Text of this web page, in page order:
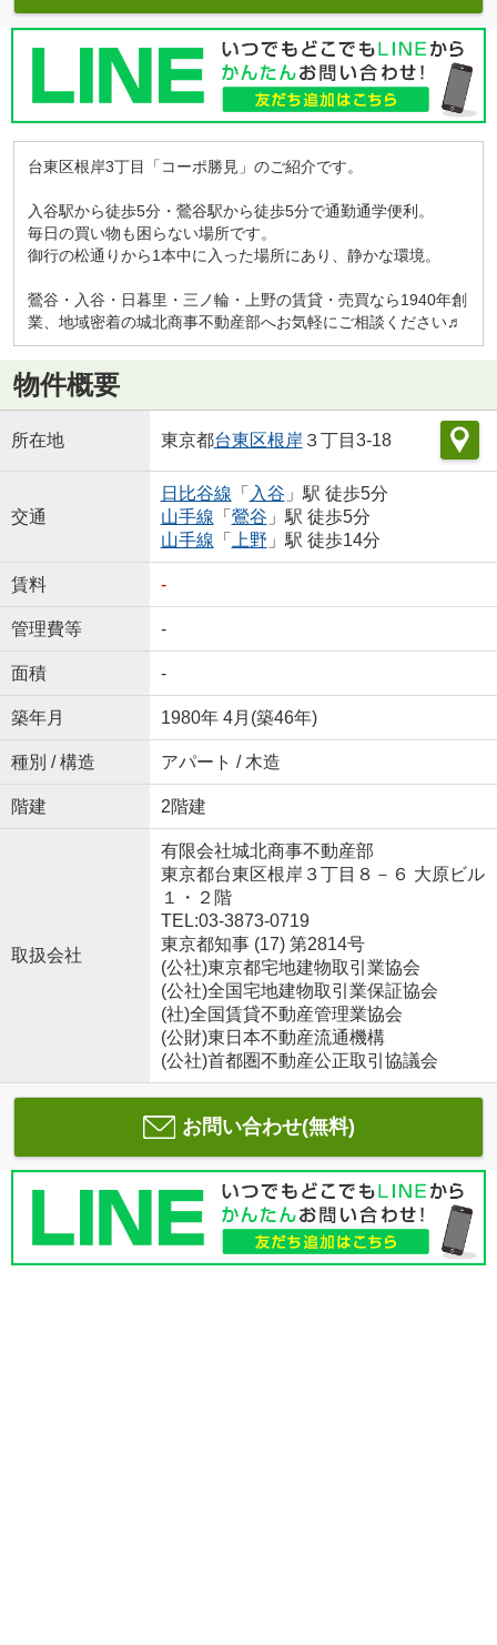
台東区根岸3丁目「コーポ勝見」のご紹介です。
入谷駅から徒歩5分・鶯谷駅から徒歩5分で通勤通学便利。
毎日の買い物も困らない場所です。
御行の松通りから1本中に入った場所にあり、静かな環境。
鶯谷・入谷・日暮里・三ノ輪・上野の賃貸・売買なら1940年創
業、地域密着の城北商事不動産部へお気軽にご相談ください♬
物件概要
所在地 東京都台東区根岸 ３丁目3-18
交通
日比谷線 「 入谷 」駅 徒歩5分
山手線 「 鶯谷 」駅 徒歩5分
山手線 「 上野 」駅 徒歩14分
賃料 -
管理費等 -
面積 -
築年月 1980年 4月(築46年)
種別 / 構造 アパート / 木造
階建 2階建
取扱会社
有限会社城北商事不動産部
東京都台東区根岸３丁目８－６ 大原ビル
１・２階
TEL:03-3873-0719
東京都知事 (17) 第2814号
(公社)東京都宅地建物取引業協会
(公社)全国宅地建物取引業保証協会
(社)全国賃貸不動産管理業協会
(公財)東日本不動産流通機構
(公社)首都圏不動産公正取引協議会
お問い合わせ(無料)